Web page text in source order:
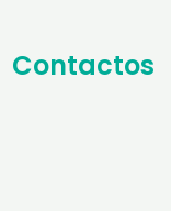
Contactos